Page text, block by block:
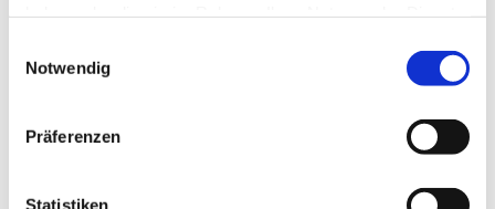
Notwendig
Präferenzen
Statistiken
Neumarkt: Lösungen gibts in der Coach
Ausbildung zum Life Coach
Jeder Mensch ist für sich einzigartig. Das kommt daher, dass
jede Person einen für sich individuellen Gefühlscharakter hat.
unserer starren Struktur unserer emotionalen